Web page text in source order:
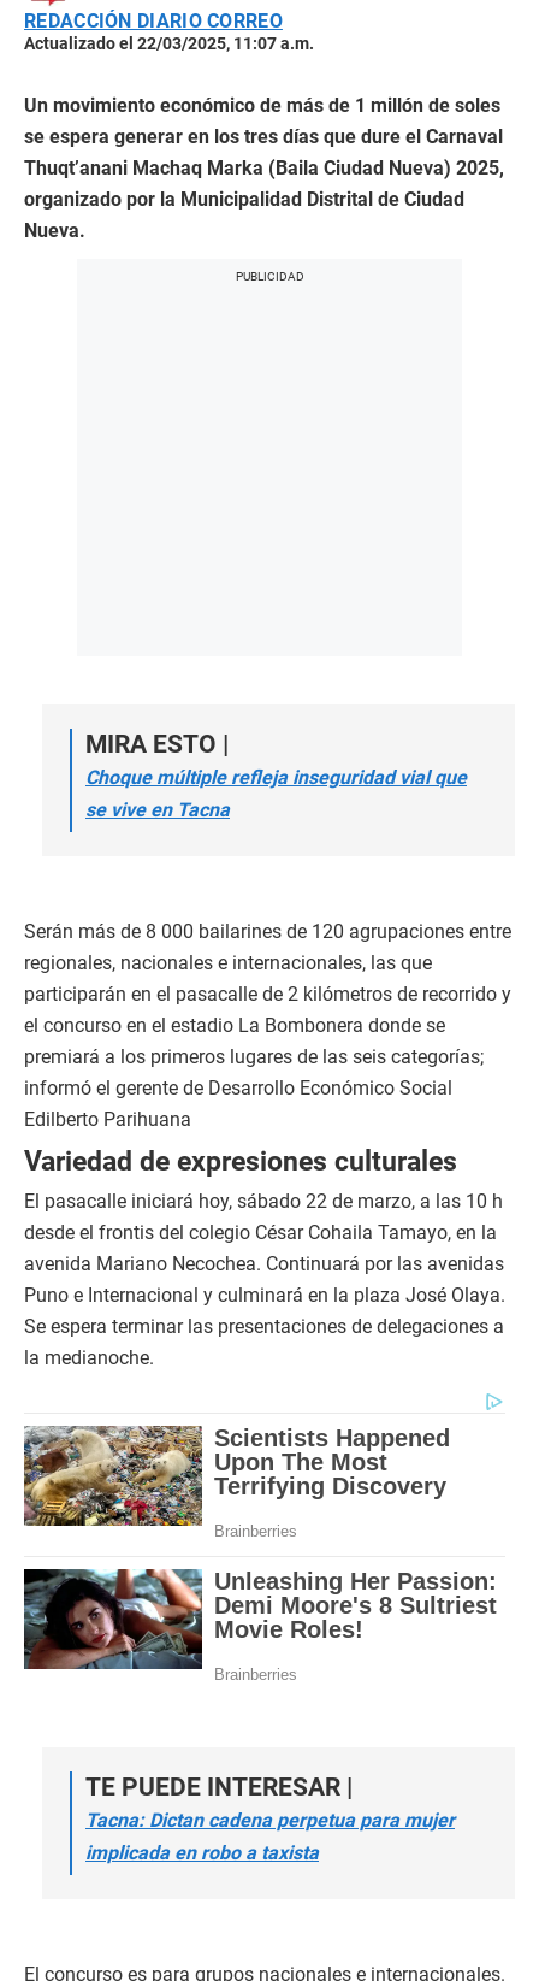
REDACCIÓN DIARIO CORREO
Actualizado el 22/03/2025, 11:07 a.m.
Un movimiento económico de más de 1 millón de soles
se espera generar en los tres días que dure el Carnaval
Thuqt’anani Machaq Marka (Baila Ciudad Nueva) 2025,
organizado por la Municipalidad Distrital de Ciudad
Nueva.
MIRA ESTO |
Choque múltiple refleja inseguridad vial que
se vive en Tacna
Serán más de 8 000 bailarines de 120 agrupaciones entre
regionales, nacionales e internacionales, las que
participarán en el pasacalle de 2 kilómetros de recorrido y
el concurso en el estadio La Bombonera donde se
premiará a los primeros lugares de las seis categorías;
informó el gerente de Desarrollo Económico Social
Edilberto Parihuana
Variedad de expresiones culturales
El pasacalle iniciará hoy, sábado 22 de marzo, a las 10 h
desde el frontis del colegio César Cohaila Tamayo, en la
avenida Mariano Necochea. Continuará por las avenidas
Puno e Internacional y culminará en la plaza José Olaya.
Se espera terminar las presentaciones de delegaciones a
la medianoche.
TE PUEDE INTERESAR |
Tacna: Dictan cadena perpetua para mujer
implicada en robo a taxista
El concurso es para grupos nacionales e internacionales.